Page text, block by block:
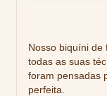
Nosso biquíni de
todas as suas
foram pensadas
perfeita.